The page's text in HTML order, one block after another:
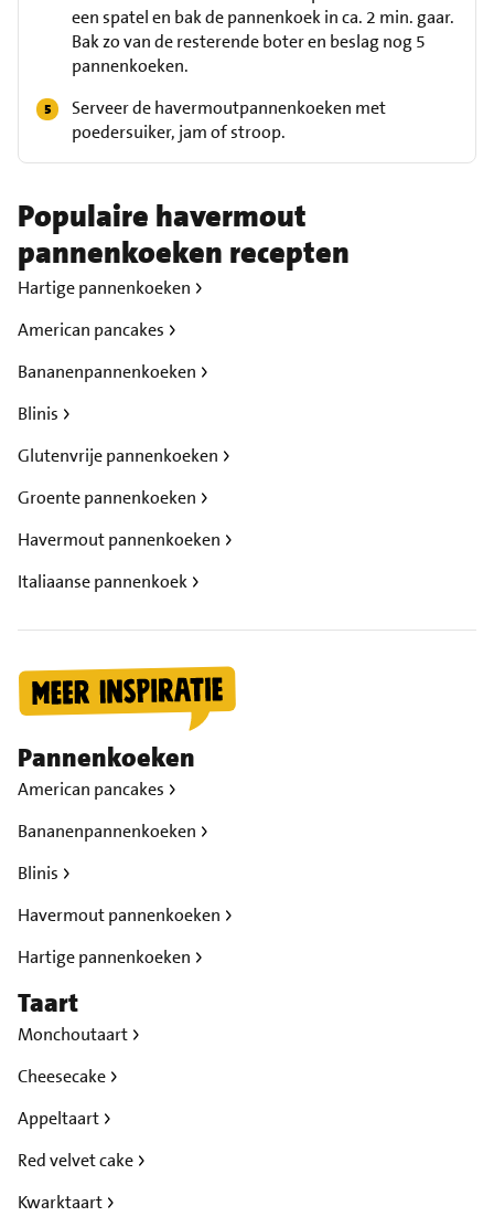
een spatel en bak de pannenkoek in ca. 2 min. gaar.
Bak zo van de resterende boter en beslag nog 5
pannenkoeken.
Serveer de havermoutpannenkoeken met
poedersuiker, jam of stroop.
Populaire havermout
pannenkoeken recepten
Hartige pannenkoeken
American pancakes
Bananenpannenkoeken
Blinis
Glutenvrije pannenkoeken
Groente pannenkoeken
Havermout pannenkoeken
Italiaanse pannenkoek
Pannenkoeken
American pancakes
Bananenpannenkoeken
Blinis
Havermout pannenkoeken
Hartige pannenkoeken
Taart
Monchoutaart
Cheesecake
Appeltaart
Red velvet cake
Kwarktaart